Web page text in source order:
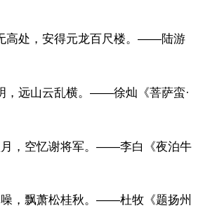
高处，安得元龙百尺楼。——陆游
，远山云乱横。——徐灿《菩萨蛮·
月，空忆谢将军。——李白《夜泊牛
噪，飘萧松桂秋。——杜牧《题扬州